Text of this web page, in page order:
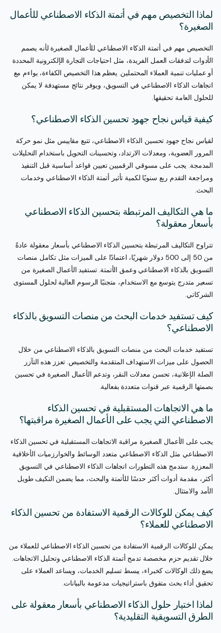
لماذا التخصيص مهم في أتمتة الذكاء الاصطناعي للأعمال
الصغيرة؟
التخصيص مهم في أتمتة الذكاء الاصطناعي للأعمال الصغيرة لأنه يصمم
الأدوات لتدفقات العمل الفريدة، مثل احتياجات التجارة الإلكترونية المحددة
أو عمليات تنمية العملاء المحتملين. يعظم هذا التخصيص الكفاءة، يواءم مع
اتجاهات الذكاء الاصطناعي في التسويق، ويوفر نتائج مستهدفة لا يمكن
للحلول العامة تحقيقها.
كيفية قياس نجاح جهود تحسين الذكاء الاصطناعي؟
لقياس نجاح جهود تحسين الذكاء الاصطناعي، تتبع مقاييس مثل نمو حركة
المرور العضوية، ومعدلات الارتداد، وتحسينات التحويل باستخدام التحليلات
المدمجة. يجب على مسوقي الرقميين تعيين قواعد أساسية قبل التنفيذ
ومراجعة التقدم ربع سنويًا لكمية تأثير أتمتة الذكاء الاصطناعي وخدمات
البحث.
ما هي التكاليف المرتبطة بتحسين الذكاء الاصطناعي
بأسعار معقولة؟
تتراوح التكاليف المرتبطة بتحسين الذكاء الاصطناعي بأسعار معقولة عادةً
من 50 إلى 500 دولار شهريًا، اعتمادًا على الميزات مثل تكامل منصات
التسويق بالذكاء الاصطناعي وعمق الأتمتة. تستفيد الأعمال الصغيرة من
تسعير متدرج يتوسع مع الاستخدام، متجنبًا الرسوم العالية لحلول المستوى
الشركاتي.
كيف تستفيد خدمات البحث من منصات التسويق بالذكاء
الاصطناعي؟
تستفيد خدمات البحث من منصات التسويق بالذكاء الاصطناعي من خلال
الحصول على ميزات الاستهداف المتقدمة والتخصيص. تعزز هذه التآزر
الصلة الإعلانية، تحسن معدلات النقر، وتدعم الأعمال الصغيرة في تحسين
بصمتها الرقمية عبر قنوات متعددة بفعالية.
ما هي الاتجاهات المستقبلية في تحسين الذكاء
الاصطناعي التي يجب على الأعمال الصغيرة مراقبتها؟
يجب على الأعمال الصغيرة مراقبة الاتجاهات المستقبلية في تحسين الذكاء
الاصطناعي مثل الذكاء الاصطناعي متعدد الوسائط والخوارزميات الأخلاقية
المعززة. ستدمج هذه التطورات اتجاهات الذكاء الاصطناعي في التسويق
أكثر، مقدمة أدوات أكثر حدسًا للأتمتة والبحث، مما يضمن التكيف طويل
الأمد والامتثال.
كيف يمكن للوكالات الرقمية الاستفادة من تحسين الذكاء
الاصطناعي للعملاء؟
يمكن للوكالات الرقمية الاستفادة من تحسين الذكاء الاصطناعي للعملاء من
خلال تقديم حزم مخصصة تدمج أتمتة الذكاء الاصطناعي وتحليل الاتجاهات.
يضع ذلك الوكالات كخبراء، يبسط تسليم الخدمات، ويساعد العملاء على
تحقيق أداء بحث متفوق باستراتيجيات مدعومة بالبيانات.
لماذا اختيار حلول الذكاء الاصطناعي بأسعار معقولة على
الطرق التسويقية التقليدية؟